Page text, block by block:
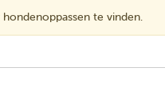
te vinden.